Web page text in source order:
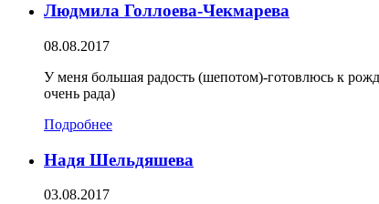
Людмила Голлоева-Чекмарева
08.08.2017
У меня большая радость (шепотом)-готовлюсь к
очень рада)
Подробнее
Надя Шельдяшева
03.08.2017